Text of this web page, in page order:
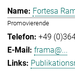
Fortesa
Promovierende
+49
frama@...